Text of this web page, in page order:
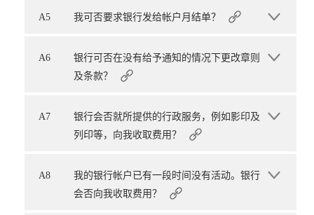
A5 我可否要求银行发给帐户月结单？
A6
银行可否在没有给予通知的情况下更改章则
及条款？
A7
银行会否就所提供的行政服务，例如影印及
列印等，向我收取费用？
A8
我的银行帐户已有一段时间没有活动。银行
会否向我收取费用？